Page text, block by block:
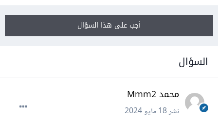
أجب على هذا السؤال
السؤال
محمد Mmm2
نشر18 مايو 2024